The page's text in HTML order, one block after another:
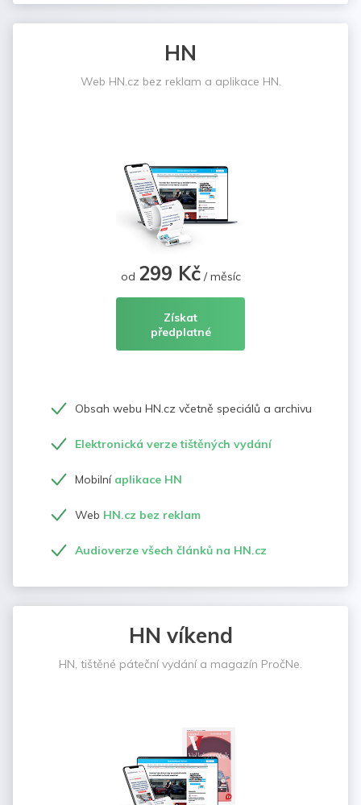
HN
Web HN.cz bez reklam a aplikace HN.
od 299 Kč/ měsíc
Získat
předplatné
Obsah webu HN.cz včetně speciálů a archivu
Elektronická verze tištěných vydání
Mobilní aplikace HN
Web HN.cz bez reklam
Audioverze všech článků na HN.cz
HN víkend
HN, tištěné páteční vydání a magazín PročNe.